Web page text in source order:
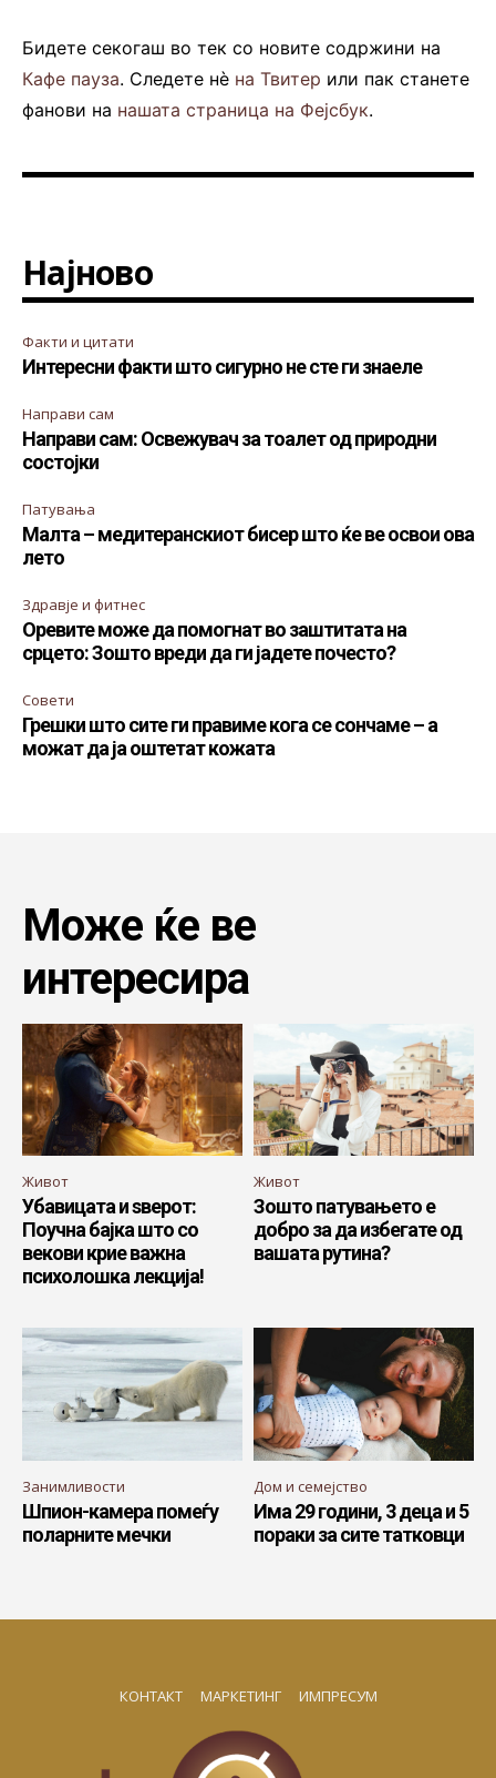
Бидете секогаш во тек со новите содржини на
Кафе пауза. Следете нè на Твитер или пак станете
фанови на нашата страница на Фејсбук.
Најново
Факти и цитати
Интересни факти што сигурно не сте ги знаеле
Направи сам
Направи сам: Освежувач за тоалет од природни
состојки
Патувања
Малта – медитеранскиот бисер што ќе ве освои ова
лето
Здравје и фитнес
Оревите може да помогнат во заштитата на
срцето: Зошто вреди да ги јадете почесто?
Совети
Грешки што сите ги правиме кога се сончаме – а
можат да ја оштетат кожата
Може ќе ве
интересира
Живот
Убавицата и ѕверот:
Поучна бајка што со
векови крие важна
психолошка лекција!
Живот
Зошто патувањето е
добро за да избегате од
вашата рутина?
Занимливости
Шпион-камера помеѓу
поларните мечки
Дом и семејство
Има 29 години, 3 деца и 5
пораки за сите татковци
КОНТАКТ МАРКЕТИНГ ИМПРЕСУМ